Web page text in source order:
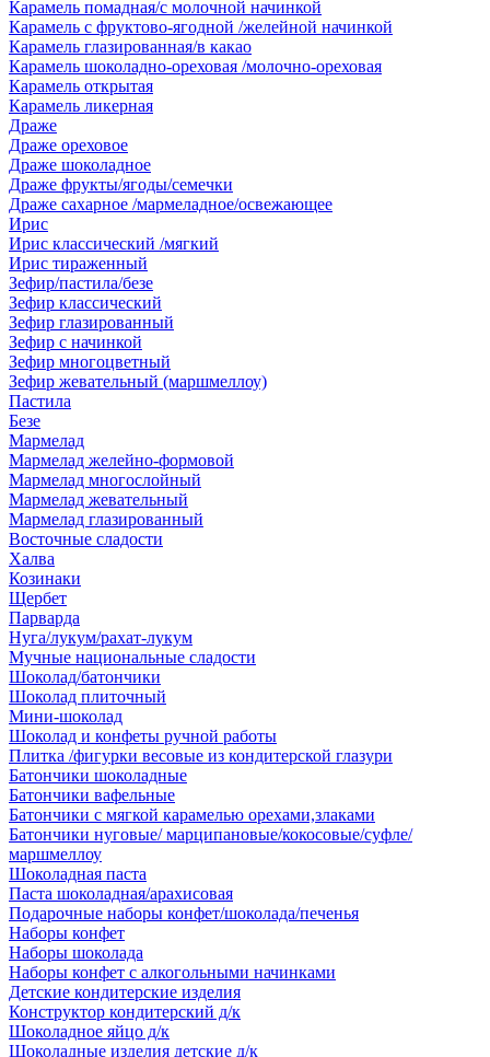
Карамель помадная/с молочной начинкой
Карамель с фруктово-ягодной /желейной начинкой
Карамель глазированная/в какао
Карамель шоколадно-ореховая /молочно-ореховая
Карамель открытая
Карамель ликерная
Драже
Драже ореховое
Драже шоколадное
Драже фрукты/ягоды/семечки
Драже сахарное /мармеладное/освежающее
Ирис
Ирис классический /мягкий
Ирис тираженный
Зефир/пастила/безе
Зефир классический
Зефир глазированный
Зефир с начинкой
Зефир многоцветный
Зефир жевательный (маршмеллоу)
Пастила
Безе
Мармелад
Мармелад желейно-формовой
Мармелад многослойный
Мармелад жевательный
Мармелад глазированный
Восточные сладости
Халва
Козинаки
Щербет
Парварда
Нуга/лукум/рахат-лукум
Мучные национальные сладости
Шоколад/батончики
Шоколад плиточный
Мини-шоколад
Шоколад и конфеты ручной работы
Плитка /фигурки весовые из кондитерской глазури
Батончики шоколадные
Батончики вафельные
Батончики с мягкой карамелью орехами,злаками
Батончики нуговые/ марципановые/кокосовые/суфле/
маршмеллоу
Шоколадная паста
Паста шоколадная/арахисовая
Подарочные наборы конфет/шоколада/печенья
Наборы конфет
Наборы шоколада
Наборы конфет с алкогольными начинками
Детские кондитерские изделия
Конструктор кондитерский д/к
Шоколадное яйцо д/к
Шоколадные изделия детские д/к